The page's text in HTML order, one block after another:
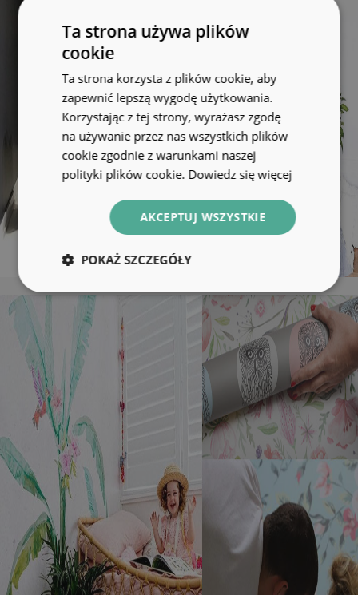
Ta strona używa plików
cookie
Ta strona korzysta z plików cookie, aby
zapewnić lepszą wygodę użytkowania.
Korzystając z tej strony, wyrażasz zgodę
na używanie przez nas wszystkich plików
cookie zgodnie z warunkami naszej
polityki plików cookie. Dowiedz się więcej
AKCEPTUJ WSZYSTKIE
POKAŻ SZCZEGÓŁY